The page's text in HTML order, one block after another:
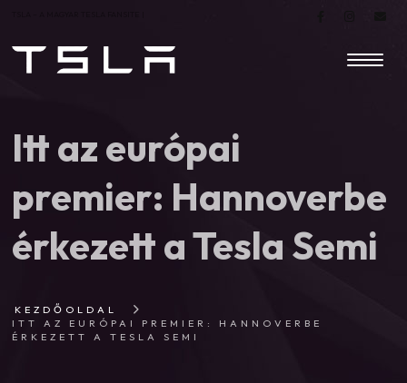
Itt az európai
premier: Hannoverbe
érkezett a Tesla Semi
KEZDŐOLDAL
ITT AZ EURÓPAI PREMIER: HANNOVERBE
ÉRKEZETT A TESLA SEMI